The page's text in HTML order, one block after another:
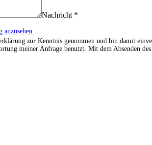
Nachricht *
zur Kenntnis genommen und bin damit
meiner Anfrage benutzt. Mit dem Absenden